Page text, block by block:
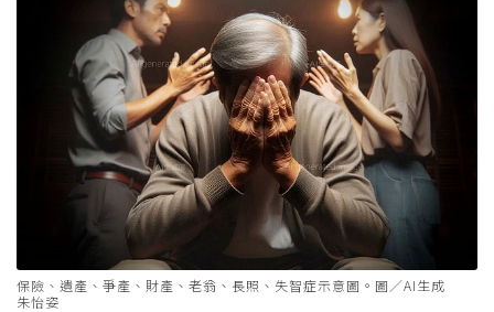
保險、遺產、爭產、財產、老翁、長照、失智症示意圖。圖／AI生成
朱怡姿